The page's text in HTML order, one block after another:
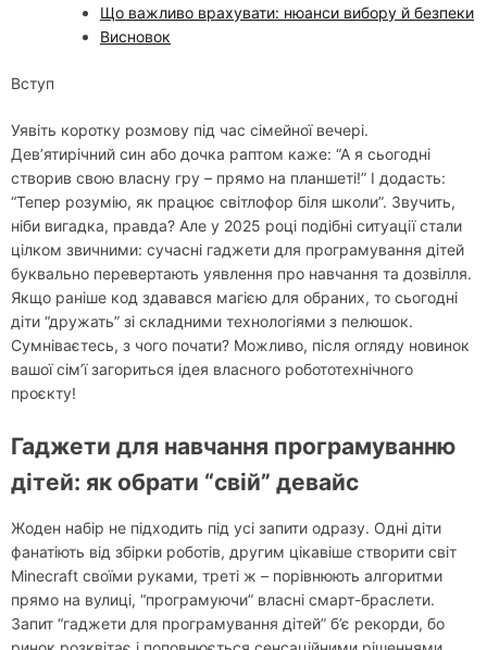
Що важливо врахувати: нюанси вибору й безпеки
Висновок
Вступ
Уявіть коротку розмову під час сімейної вечері.
Дев’ятирічний син або дочка раптом каже: “А я сьогодні
створив свою власну гру – прямо на планшеті!” І додасть:
“Тепер розумію, як працює світлофор біля школи”. Звучить,
ніби вигадка, правда? Але у 2025 році подібні ситуації стали
цілком звичними: сучасні гаджети для програмування дітей
буквально перевертають уявлення про навчання та дозвілля.
Якщо раніше код здавався магією для обраних, то сьогодні
діти “дружать” зі складними технологіями з пелюшок.
Сумніваєтесь, з чого почати? Можливо, після огляду новинок
вашої сім’ї загориться ідея власного робототехнічного
проєкту!
Гаджети для навчання програмуванню
дітей: як обрати “свій” девайс
Жоден набір не підходить під усі запити одразу. Одні діти
фанатіють від збірки роботів, другим цікавіше створити світ
Minecraft своїми руками, треті ж – порівнюють алгоритми
прямо на вулиці, “програмуючи” власні смарт-браслети.
Запит “гаджети для програмування дітей” б’є рекорди, бо